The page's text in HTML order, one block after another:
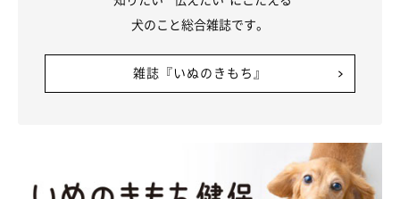
「要はツンデレってやつですかね？ 距離感があるときと、すご
く距離を詰めてくるときのギャップが激しくて、愛おしくなりま
犬のこと総合雑誌です。
雑誌『いぬのきもち』